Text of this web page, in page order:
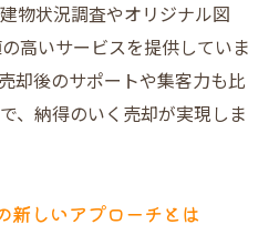
物状況調査やオリジナル図
高いサービスを提供していま
却後のサポートや集客力も比
、納得のいく売却が実現しま
新しいアプローチとは